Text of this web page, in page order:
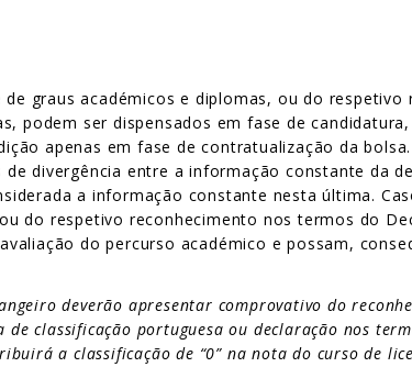
graus académicos e diplomas, ou do
podem ser dispensados em fase de
apenas em fase de contratualização da
divergência entre a informação constante da
a informação constante nesta última.
do respetivo reconhecimento nos termos do
do percurso académico e possam,
deverão apresentar comprovativo do
classificação portuguesa ou declaração nos
a classificação de “0” na nota do curso de